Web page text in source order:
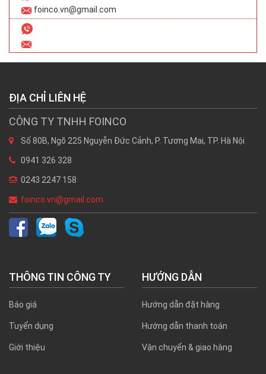
foinco.vn@gmail.com
ĐỊA CHỈ LIÊN HỆ
CÔNG TY TNHH FOINCO
Số 80B, Ngõ 225 Nguyễn Đức Cảnh, P. Tương Mai, TP. Hà Nội
0941 326 328
0243 2247 158
foinco.vn@gmail.com
THÔNG TIN CÔNG TY
Báo giá
Tuyển dụng
Giới thiệu
HƯỚNG DẪN
Hướng dẫn đặt hàng
Hướng dẫn thanh toán
Vận chuyển & giao hàng